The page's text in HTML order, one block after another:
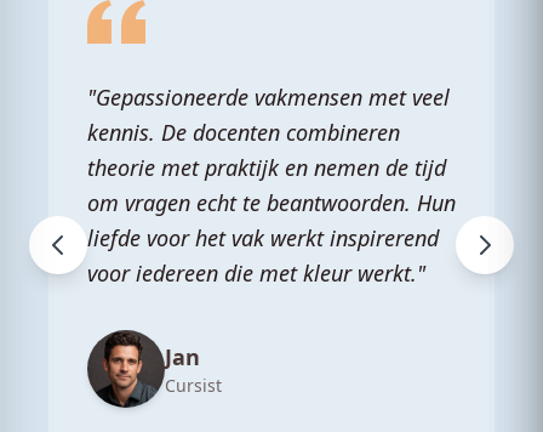
"Gepassioneerde vakmensen met veel
kennis. De docenten combineren
theorie met praktijk en nemen de tijd
om vragen echt te beantwoorden. Hun
liefde voor het vak werkt inspirerend
voor iedereen die met kleur werkt."
Jan
Cursist